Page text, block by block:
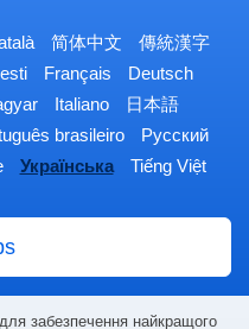
简体中文
傳統漢字
Français
Deutsch
Italiano
日本語
brasileiro
Русский
Українська Tiếng Việt
забезпечення найкращого